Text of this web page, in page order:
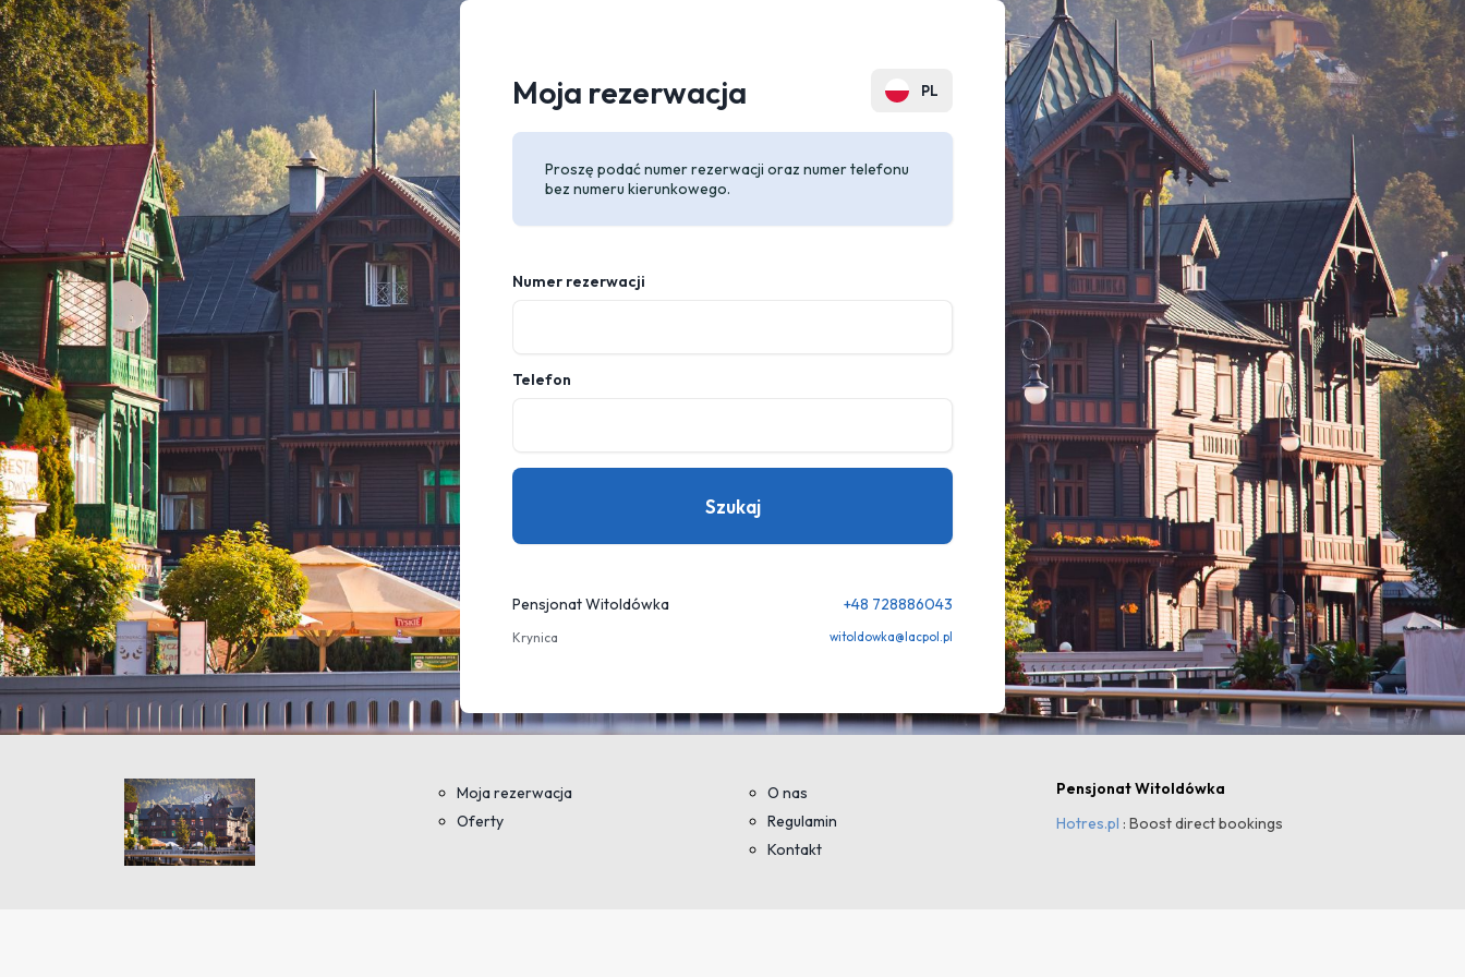
PL
EN
Moja rezerwacja
Proszę podać numer rezerwacji oraz numer telefonu
bez numeru kierunkowego.
Numer rezerwacji
Telefon
Szukaj
Pensjonat Witoldówka
Krynica
+48 728886043
witoldowka@lacpol.pl
Moja rezerwacja
Oferty
O nas
Regulamin
Kontakt
Pensjonat Witoldówka
Hotres.pl : Boost direct bookings